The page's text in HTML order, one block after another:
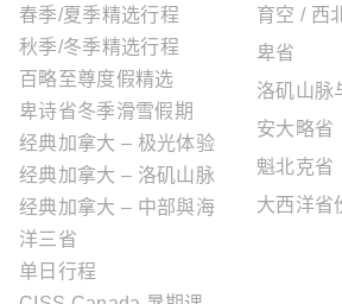
春季/夏季精选行程
秋季/冬季精选行程
百略至尊度假精选
卑诗省冬季滑雪假期
经典加拿大 – 极光体验
经典加拿大 – 洛矶山脉
经典加拿大 – 中部與海
洋三省
单日行程
育空 / 西
卑省
洛矶山脉
安大略省
魁北克省
大西洋省